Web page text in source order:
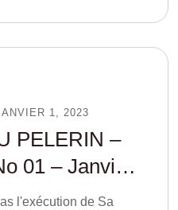
1, 2023
PELERIN –
01 – Janvier
l'exécution de Sa